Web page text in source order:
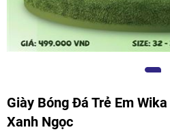
Giày Bóng Đá Trẻ Em
Xanh Ngọc